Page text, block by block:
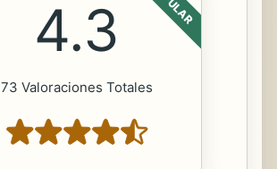
4.3
73 Valoraciones Totales